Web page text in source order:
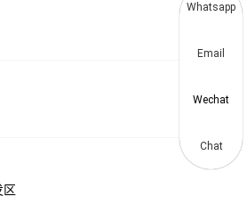
区
Whatsapp
Email
Wechat
Chat